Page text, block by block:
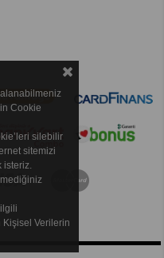
Cookie
silebilir
sitemizi
isteriz.
Verilerin